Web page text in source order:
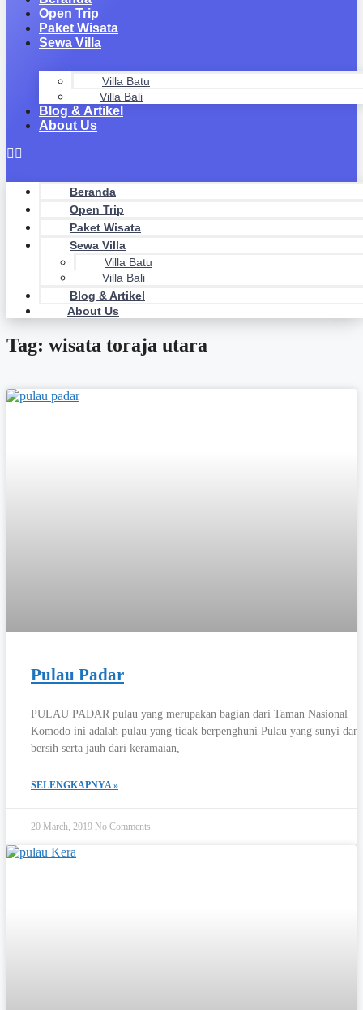
Open Trip
Paket Wisata
Sewa Villa
Villa Batu
Villa Bali
Blog & Artikel
About Us
Beranda
Open Trip
Paket Wisata
Sewa Villa
Villa Batu
Villa Bali
Blog & Artikel
About Us
Tag: wisata toraja utara
Pulau Padar
PULAU PADAR pulau yang merupakan bagian dari Taman Nasional
Komodo ini adalah pulau yang tidak berpenghuni Pulau yang sunyi dan
bersih serta jauh dari keramaian,
SELENGKAPNYA »
20 March, 2019 No Comments